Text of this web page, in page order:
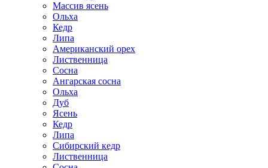
Массив ясень
Ольха
Кедр
Липа
Американский орех
Лиственница
Сосна
Ангарская сосна
Ольха
Дуб
Ясень
Кедр
Липа
Сибирский кедр
Лиственница